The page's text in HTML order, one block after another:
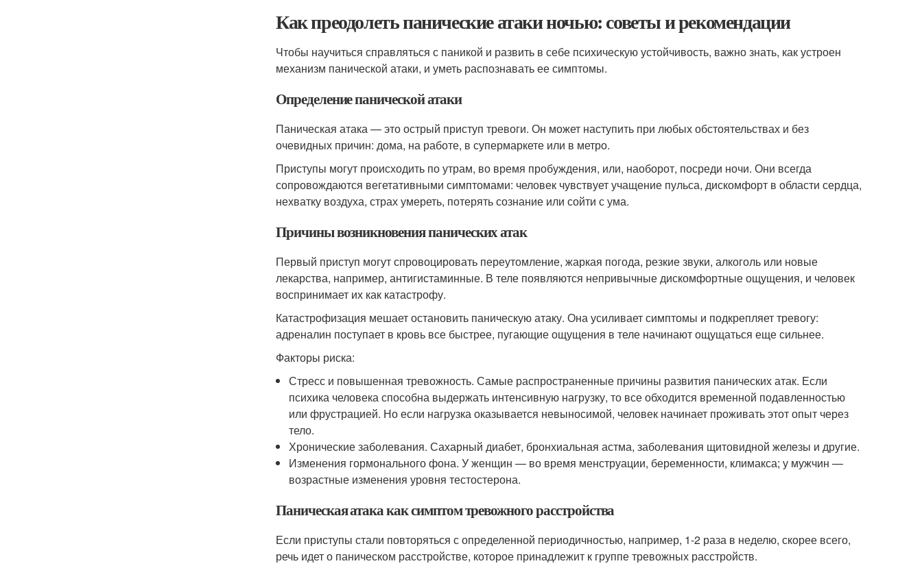
Как преодолеть панические атаки ночью: советы и рекомендации
Чтобы научиться справляться с паникой и развить в себе психическую устойчивость, важно знать, как устроен
механизм панической атаки, и уметь распознавать ее симптомы.
Определение панической атаки
Паническая атака — это острый приступ тревоги. Он может наступить при любых обстоятельствах и без
очевидных причин: дома, на работе, в супермаркете или в метро.
Приступы могут происходить по утрам, во время пробуждения, или, наоборот, посреди ночи. Они всегда
сопровождаются вегетативными симптомами: человек чувствует учащение пульса, дискомфорт в области сердца,
нехватку воздуха, страх умереть, потерять сознание или сойти с ума.
Причины возникновения панических атак
Первый приступ могут спровоцировать переутомление, жаркая погода, резкие звуки, алкоголь или новые
лекарства, например, антигистаминные. В теле появляются непривычные дискомфортные ощущения, и человек
воспринимает их как катастрофу.
Катастрофизация мешает остановить паническую атаку. Она усиливает симптомы и подкрепляет тревогу:
адреналин поступает в кровь все быстрее, пугающие ощущения в теле начинают ощущаться еще сильнее.
Факторы риска:
Стресс и повышенная тревожность. Самые распространенные причины развития панических атак. Если
психика человека способна выдержать интенсивную нагрузку, то все обходится временной подавленностью
или фрустрацией. Но если нагрузка оказывается невыносимой, человек начинает проживать этот опыт через
тело.
Хронические заболевания. Сахарный диабет, бронхиальная астма, заболевания щитовидной железы и другие.
Изменения гормонального фона. У женщин — во время менструации, беременности, климакса; у мужчин —
возрастные изменения уровня тестостерона.
Паническая атака как симптом тревожного расстройства
Если приступы стали повторяться с определенной периодичностью, например, 1-2 раза в неделю, скорее всего,
речь идет о паническом расстройстве, которое принадлежит к группе тревожных расстройств.